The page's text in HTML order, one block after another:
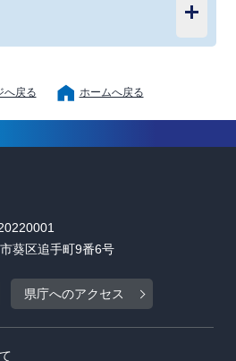
へ戻る ホームへ戻る
葵区追手町9番6号
県庁へのアクセス